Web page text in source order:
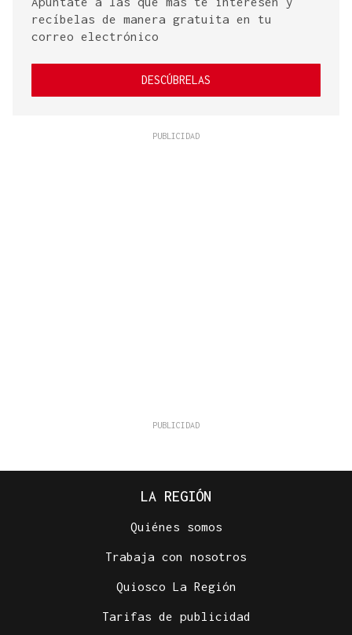
recíbelas de manera gratuita en tu
correo electrónico
DESCÚBRELAS
LA REGIÓN
Quiénes somos
Trabaja con nosotros
Quiosco La Región
Tarifas de publicidad